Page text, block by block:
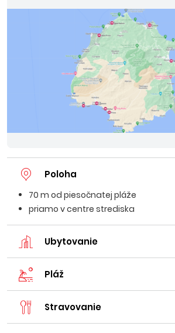
Poloha
70 m od piesočnatej pláže
priamo v centre strediska
Ubytovanie
Pláž
Stravovanie